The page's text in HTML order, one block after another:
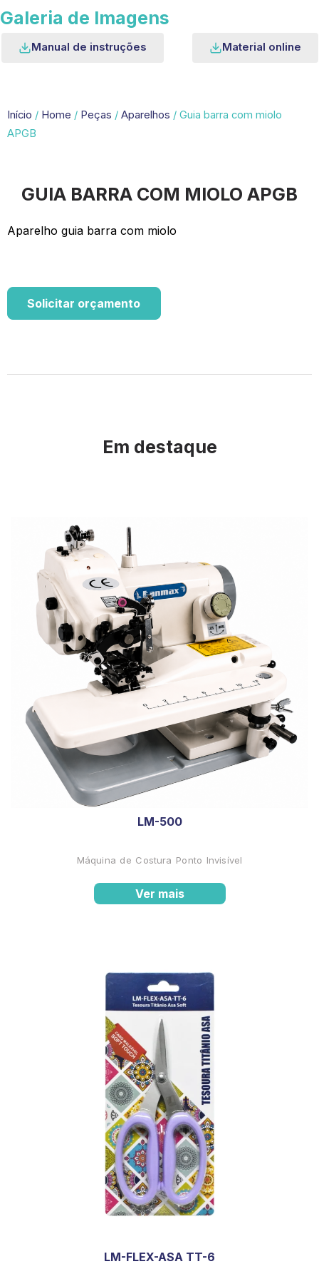
Galeria de Imagens
Manual de instruções Material online
Início / Home / Peças / Aparelhos / Guia barra com miolo
APGB
GUIA BARRA COM MIOLO APGB
Aparelho guia barra com miolo
Solicitar orçamento
Em destaque
LM-500
Máquina de Costura Ponto Invisível
Ver mais
LM-FLEX-ASA TT-6